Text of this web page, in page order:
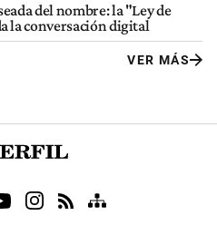
del nombre: la "Ley de
la conversación digital
VER MÁS